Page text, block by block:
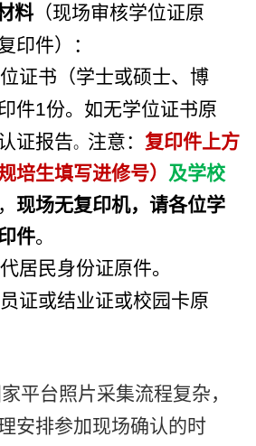
料（现场审核学位证原
印件）：
证书（学士或硕士、博
件1份。如无学位证书原
证报告。 注意： 复印件上方
培生填写进修号） 及学校
， 现场无复印机，请各位学
件。
居民身份证原件。
证或结业证或校园卡原
平台照片采集流程复杂，
安排参加现场确认的时